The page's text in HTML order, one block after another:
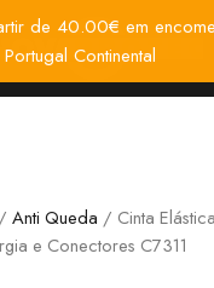
/ Anti Queda / Cinta
e Conectores C7311
de 40.00€ em
Portugal Continental